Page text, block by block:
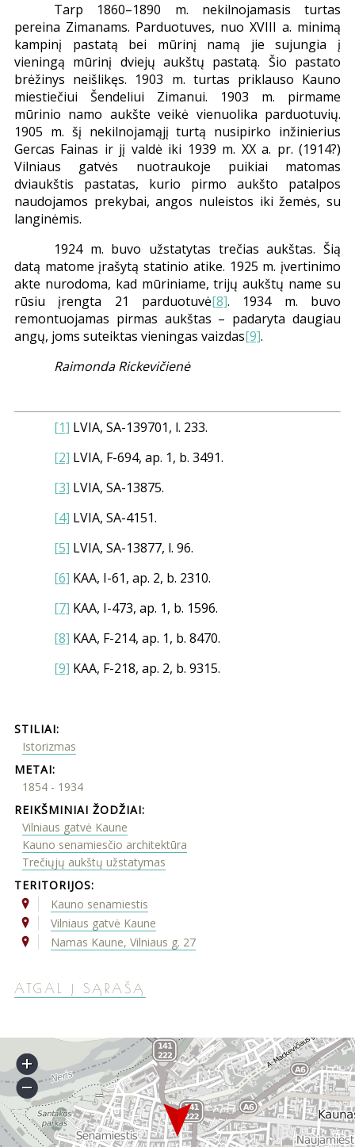
Tarp 1860–1890 m. nekilnojamasis turtas
pereina Zimanams. Parduotuves, nuo XVIII a. minimą
kampinį pastatą bei mūrinį namą jie sujungia į
vieningą mūrinį dviejų aukštų pastatą. Šio pastato
brėžinys neišlikęs. 1903 m. turtas priklauso Kauno
miestiečiui Šendeliui Zimanui. 1903 m. pirmame
mūrinio namo aukšte veikė vienuolika parduotuvių.
1905 m. šį nekilnojamąjį turtą nusipirko inžinierius
Gercas Fainas ir jį valdė iki 1939 m. XX a. pr. (1914?)
Vilniaus gatvės nuotraukoje puikiai matomas
dviaukštis pastatas, kurio pirmo aukšto patalpos
naudojamos prekybai, angos nuleistos iki žemės, su
langinėmis.
1924 m. buvo užstatytas trečias aukštas. Šią
datą matome įrašytą statinio atike. 1925 m. įvertinimo
akte nurodoma, kad mūriniame, trijų aukštų name su
rūsiu įrengta 21 parduotuvė[8]. 1934 m. buvo
remontuojamas pirmas aukštas – padaryta daugiau
angų, joms suteiktas vieningas vaizdas[9].
Raimonda Rickevičienė
[1] LVIA, SA-139701, l. 233.
[2] LVIA, F-694, ap. 1, b. 3491.
[3] LVIA, SA-13875.
[4] LVIA, SA-4151.
[5] LVIA, SA-13877, l. 96.
[6] KAA, I-61, ap. 2, b. 2310.
[7] KAA, I-473, ap. 1, b. 1596.
[8] KAA, F-214, ap. 1, b. 8470.
[9] KAA, F-218, ap. 2, b. 9315.
STILIAI:
Istorizmas
METAI:
1854 - 1934
REIKŠMINIAI ŽODŽIAI:
Vilniaus gatvė Kaune
Kauno senamiesčio architektūra
Trečiųjų aukštų užstatymas
TERITORIJOS:
Kauno senamiestis
Vilniaus gatvė Kaune
Namas Kaune, Vilniaus g. 27
ATGAL Į SĄRAŠĄ